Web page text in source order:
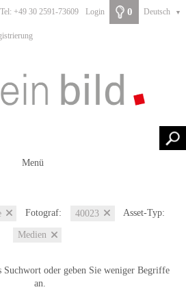
+49 30 2591-73609 Login 0 Deutsch ▼
Menü
Fotograf: 40023 Asset-Typ:
Medien
Suchwort oder geben Sie weniger Begriffe
an.